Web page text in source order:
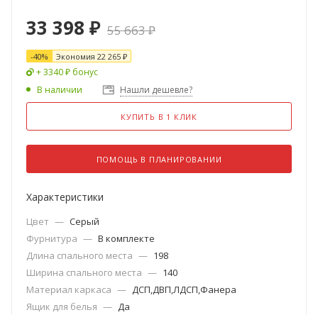
33 398 ₽ 55 663₽
-40% Экономия 22 265 ₽
+ 3340 ₽ бонус
В наличии
Нашли дешевле?
КУПИТЬ В 1 КЛИК
ПОМОЩЬ В ПЛАНИРОВАНИИ
Характеристики
Цвет — Серый
Фурнитура — В комплекте
Длина спального места — 198
Ширина спального места — 140
Материал каркаса — ДСП,ДВП,ЛДСП,Фанера
Ящик для белья — Да